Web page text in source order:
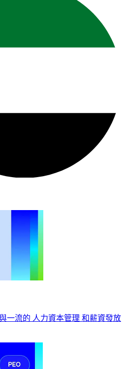
一流的 人力資本管理 和薪資發放